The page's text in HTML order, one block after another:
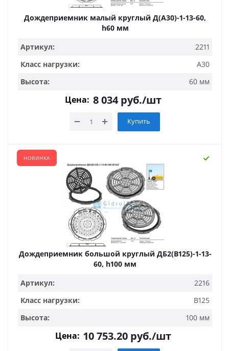
Дождеприемник малый круглый Д(А30)-1-13-60,
h60 мм
Артикул:
2211
Класс нагрузки:
A30
Высота:
60 мм
Цена: 8 034руб./шт
Купить
НОВИНКА
Дождеприемник большой круглый ДБ2(В125)-1-13-
60, h100 мм
Артикул:
2216
Класс нагрузки:
B125
Высота:
100 мм
Цена: 10 753.20 руб./шт